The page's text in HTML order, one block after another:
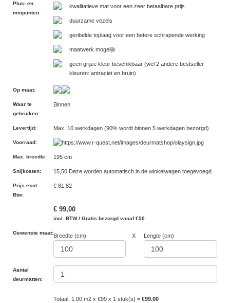
Plus- en
minpunten:
kwalitatieve mat voor een zeer betaalbare prijs
duurzame vezels
geribelde toplaag voor een betere schrapende werking
maatwerk mogelijk
geen grijze kleur beschikbaar (wel 2 andere bestseller
kleuren: antraciet en bruin)
Op maat:
Waar te
gebruiken:
Binnen
Levertijd : Max. 10 werkdagen (90% wordt binnen 5 werkdagen bezorgd)
Voorraad :
Max. breedte: 195 cm
Snijkosten: 15,50 Deze worden automatisch in de winkelwagen toegevoegd
Prijs excl.
Btw:
€ 81,82
€ 99,00
incl. BTW / Gratis bezorgd vanaf €50
Gewenste maat:Breedte (cm) X Lengte (cm)
Aantal
deurmatten:
Totaal: 1.00 m2 x €99 x 1 stuk(s) = €99.00